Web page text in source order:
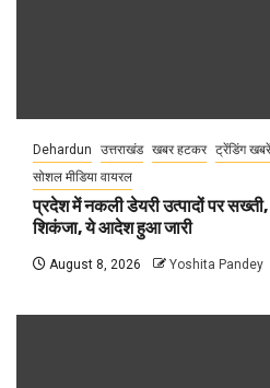
Dehardun उत्तराखंड खबर हटकर ट्रेंडिंग खबरें
सोशल मीडिया वायरल
प्रदेश में नकली डेयरी उत्पादों पर
शिकंजा, ये आदेश हुआ जारी
August 8, 2026 Yoshita Pandey